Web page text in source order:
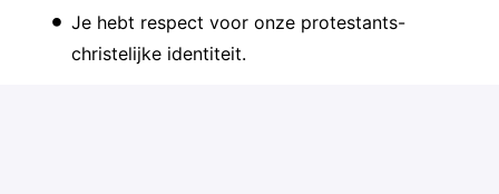
Je hebt respect voor onze protestants-
christelijke identiteit.